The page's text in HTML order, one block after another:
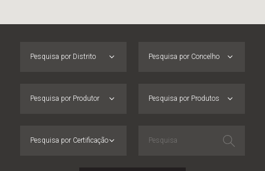
Pesquisa por Distrito Pesquisa por Concelho
Pesquisa por Produtor Pesquisa por Produtos
Pesquisa por Certificação